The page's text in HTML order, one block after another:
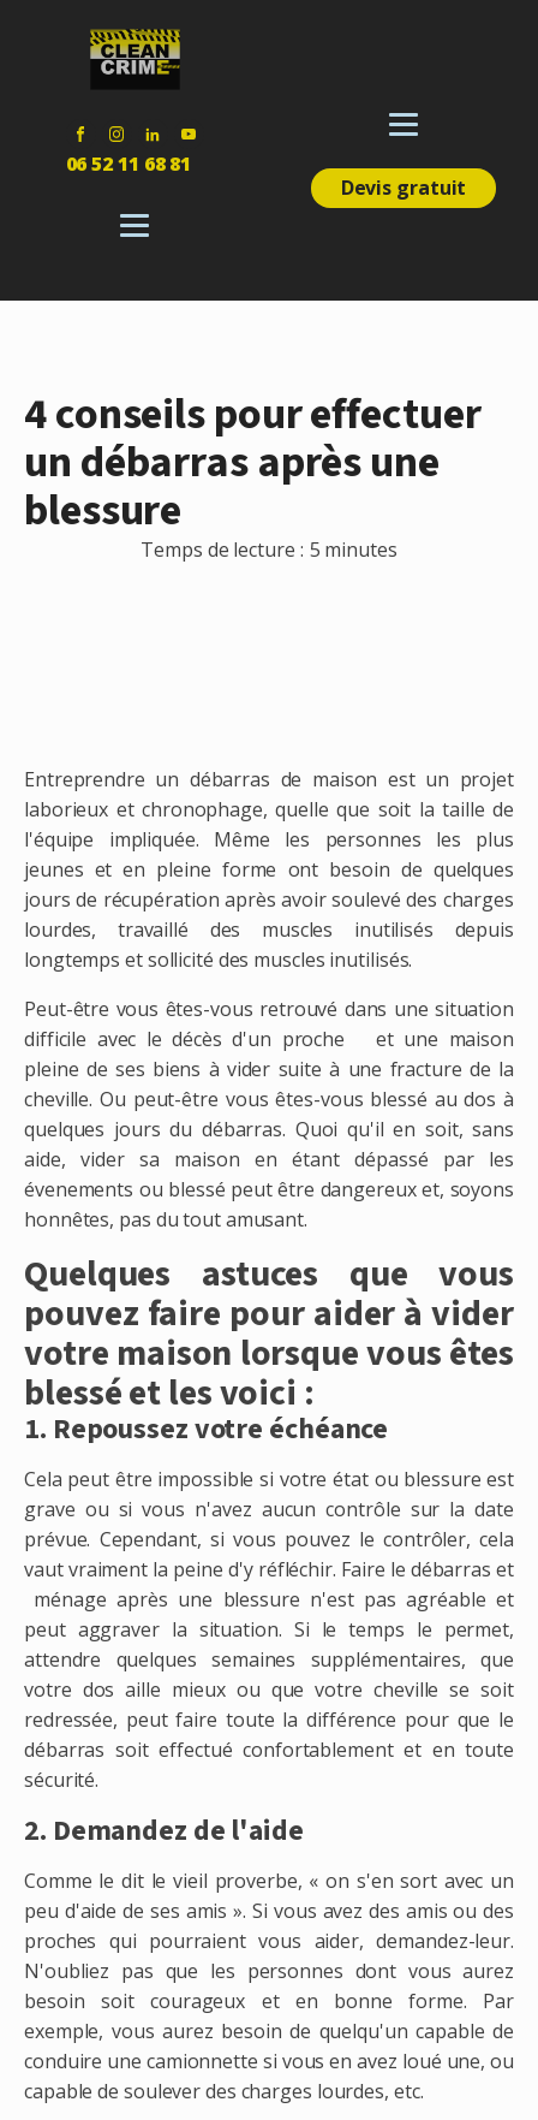
06 52 11 68 81
Devis gratuit
4 conseils pour effectuer
un débarras après une
blessure
Temps de lecture : 5 minutes
Entreprendre un débarras de maison est un projet
laborieux et chronophage, quelle que soit la taille de
l'équipe impliquée. Même les personnes les plus
jeunes et en pleine forme ont besoin de quelques
jours de récupération après avoir soulevé des charges
lourdes, travaillé des muscles inutilisés depuis
longtemps et sollicité des muscles inutilisés.
Peut-être vous êtes-vous retrouvé dans une situation
difficile avec le décès d'un proche et une maison
pleine de ses biens à vider suite à une fracture de la
cheville. Ou peut-être vous êtes-vous blessé au dos à
quelques jours du débarras. Quoi qu'il en soit, sans
aide, vider sa maison en étant dépassé par les
évenements ou blessé peut être dangereux et, soyons
honnêtes, pas du tout amusant.
Quelques astuces que vous
pouvez faire pour aider à vider
votre maison lorsque vous êtes
blessé et les voici :
1. Repoussez votre échéance
Cela peut être impossible si votre état ou blessure est
grave ou si vous n'avez aucun contrôle sur la date
prévue. Cependant, si vous pouvez le contrôler, cela
vaut vraiment la peine d'y réfléchir. Faire le débarras et
ménage après une blessure n'est pas agréable et
peut aggraver la situation. Si le temps le permet,
attendre quelques semaines supplémentaires, que
votre dos aille mieux ou que votre cheville se soit
redressée, peut faire toute la différence pour que le
débarras soit effectué confortablement et en toute
sécurité.
2. Demandez de l'aide
Comme le dit le vieil proverbe, « on s'en sort avec un
peu d'aide de ses amis ». Si vous avez des amis ou des
proches qui pourraient vous aider, demandez-leur.
N'oubliez pas que les personnes dont vous aurez
besoin soit courageux et en bonne forme. Par
exemple, vous aurez besoin de quelqu'un capable de
conduire une camionnette si vous en avez loué une, ou
capable de soulever des charges lourdes, etc.